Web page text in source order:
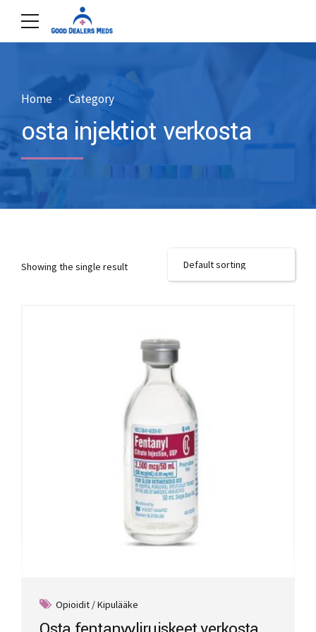
Home Category
osta injektiot verkosta
Showing the single result
Opioidit / Kipulääke